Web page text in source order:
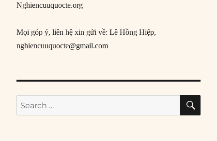
Nghiencuuquocte.org
Mọi góp ý, liên hệ xin gửi về: Lê Hồng Hiệp,
nghiencuuquocte@gmail.com
Search
for: